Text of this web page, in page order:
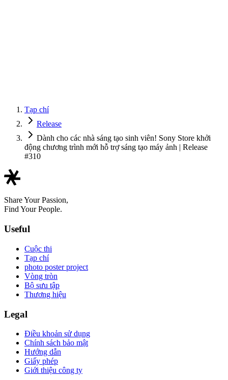
Tạp chí
Release
Dành cho các nhà sáng tạo sinh viên! Sony Store khởi
động chương trình mới hỗ trợ sáng tạo máy ảnh | Release
#310
Share Your Passion,
Find Your People.
Useful
Cuộc thi
Tạp chí
photo poster project
Vòng tròn
Bộ sưu tập
Thương hiệu
Legal
Điều khoản sử dụng
Chính sách bảo mật
Hướng dẫn
Giấy phép
Giới thiệu công ty